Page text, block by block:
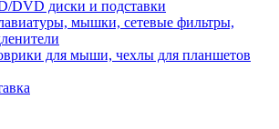
DVD диски и подставки
мышки, сетевые фильтры,
для мыши, чехлы для планшетов